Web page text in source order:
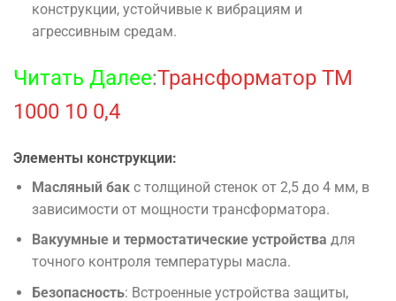
конструкции, устойчивые к вибрациям и
агрессивным средам.
Читать Далее:Трансформатор ТМ
1000 10 0,4
Элементы конструкции:
Масляный бакс толщиной стенок от 2,5 до 4 мм, в
зависимости от мощности трансформатора.
Вакуумные и термостатические устройства для
точного контроля температуры масла.
Безопасность: Встроенные устройства защиты,